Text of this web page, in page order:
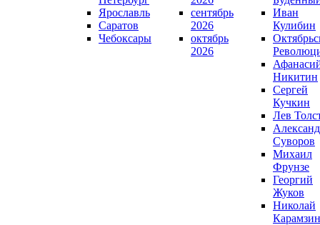
Ярославль
Саратов
Чебоксары
сентябрь
2026
октябрь
2026
Иван
Кулибин
Никитин
Сергей
Кучкин
Лев
Суворов
Михаил
Фрунзе
Георгий
Жуков
Николай
Карамзин